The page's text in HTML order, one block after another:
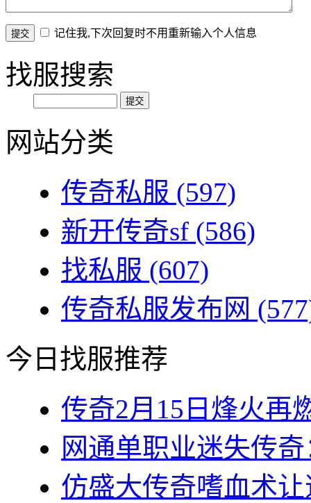
记住我,下次回复时不用重新输入个人信息
找服搜索
网站分类
传奇私服 (597)
新开传奇sf (586)
找私服 (607)
传奇私服发布网
今日找服推荐
传奇2月15日烽火再
网通单职业迷失传
仿盛大传奇嗜血术